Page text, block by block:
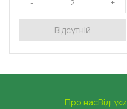
Відсутній
Про насВідгуки